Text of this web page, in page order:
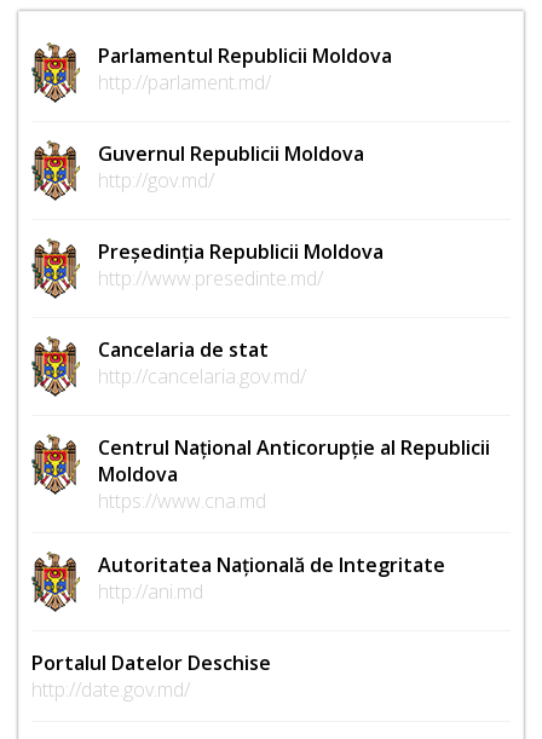
Parlamentul Republicii Moldova
http://parlament.md/
Guvernul Republicii Moldova
http://gov.md/
Președinția Republicii Moldova
http://www.presedinte.md/
Cancelaria de stat
http://cancelaria.gov.md/
Centrul Național Anticorupție al Republicii
Moldova
https://www.cna.md
Autoritatea Națională de Integritate
http://ani.md
Portalul Datelor Deschise
http://date.gov.md/